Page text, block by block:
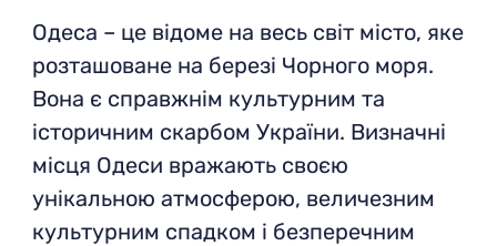
Одеса – це відоме на весь світ місто, яке
розташоване на березі Чорного моря.
Вона є справжнім культурним та
історичним скарбом України. Визначні
місця Одеси вражають своєю
унікальною атмосферою, величезним
культурним спадком і безперечним